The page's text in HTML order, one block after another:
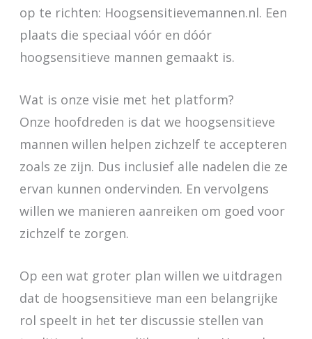
op te richten: Hoogsensitievemannen.nl. Een
plaats die speciaal vóór en dóór
hoogsensitieve mannen gemaakt is.
Wat is onze visie met het platform?
Onze hoofdreden is dat we hoogsensitieve
mannen willen helpen zichzelf te accepteren
zoals ze zijn. Dus inclusief alle nadelen die ze
ervan kunnen ondervinden. En vervolgens
willen we manieren aanreiken om goed voor
zichzelf te zorgen.
Op een wat groter plan willen we uitdragen
dat de hoogsensitieve man een belangrijke
rol speelt in het ter discussie stellen van